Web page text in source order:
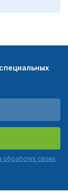
обработку своих